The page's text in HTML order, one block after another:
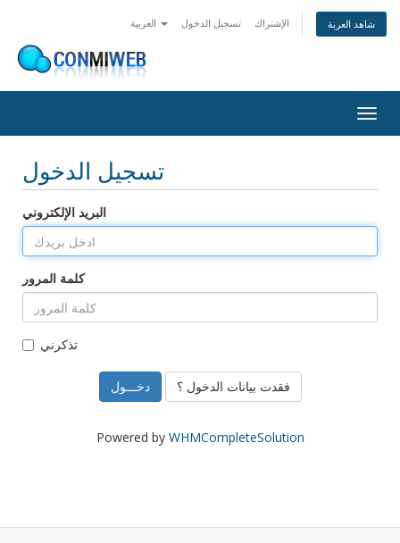
تسجيل الدخول الإشتراك شاهد العربة
تسجيل الدخول
البريد الإلكتروني
كلمة المرور
تذكرني
فقدت بيانات الدخول ؟
Powered by WHMCompleteSolution